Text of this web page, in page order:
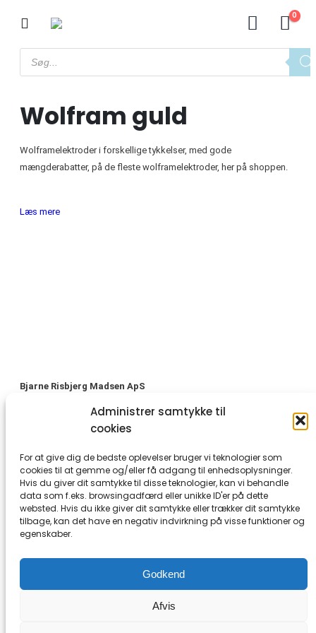
Administrer samtykke til
cookies
For at give dig de bedste oplevelser bruger vi teknologier som
cookies til at gemme og/eller få adgang til enhedsoplysninger.
Hvis du giver dit samtykke til disse teknologier, kan vi behandle
data som f.eks. browsingadfærd eller unikke ID'er på dette
websted. Hvis du ikke giver dit samtykke eller trækker dit samtykke
tilbage, kan det have en negativ indvirkning på visse funktioner og
egenskaber.
Godkend
Afvis
0
Wolfram guld
Wolframelektroder i forskellige tykkelser, med gode
mængderabatter, på de fleste wolframelektroder, her på shoppen.
Læs mere
Bjarne Risbjerg Madsen ApS
CVR: 14274448
Telefon Svejse-Madsen: +45 98231436 – Mail:
post@svejse-madsen.dk
Telefon Jysk Svejseservice: +45 98161988 – Mail:
boj@svejse-madsen.dk